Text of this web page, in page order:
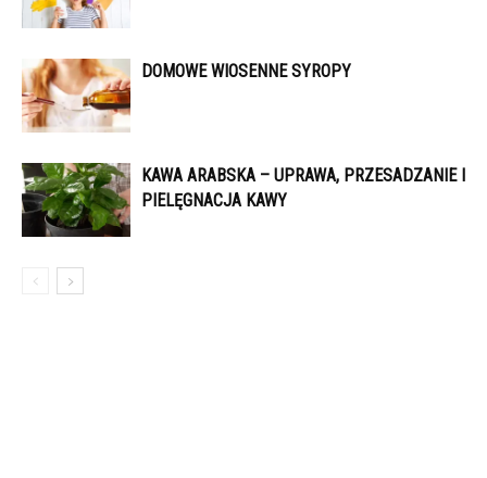
DOMOWE WIOSENNE SYROPY
KAWA ARABSKA – UPRAWA, PRZESADZANIE I
PIELĘGNACJA KAWY